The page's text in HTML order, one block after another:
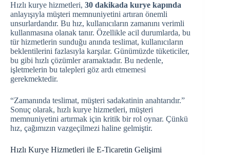
Hızlı kurye hizmetleri, 30 dakikada kurye kapında
anlayışıyla müşteri memnuniyetini artıran önemli
unsurlardandır. Bu hız, kullanıcıların zamanını verimli
kullanmasına olanak tanır. Özellikle acil durumlarda, bu
tür hizmetlerin sunduğu anında teslimat, kullanıcıların
beklentilerini fazlasıyla karşılar. Günümüzde tüketiciler,
bu gibi hızlı çözümler aramaktadır. Bu nedenle,
işletmelerin bu talepleri göz ardı etmemesi
gerekmektedir.
“Zamanında teslimat, müşteri sadakatinin anahtarıdır.”
Sonuç olarak, hızlı kurye hizmetleri, müşteri
memnuniyetini artırmak için kritik bir rol oynar. Çünkü
hız, çağımızın vazgeçilmezi haline gelmiştir.
Hızlı Kurye Hizmetleri ile E-Ticaretin Gelişimi